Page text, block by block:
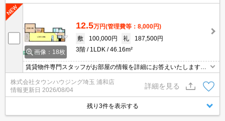
画像：18枚
12.5万円(管理費等：8,000円)
敷
100,000円 礼
187,500円
3階
1LDK 46.16m²
賃貸物件専門スタッフがお部屋の情報を詳細にお答えいたします。
お問合わせはタウンハウジング浦和店まで♪
株式会社タウンハウジング埼玉 浦和店
情報更新日 2026/08/04
詳細を見る
残り3件を表示する